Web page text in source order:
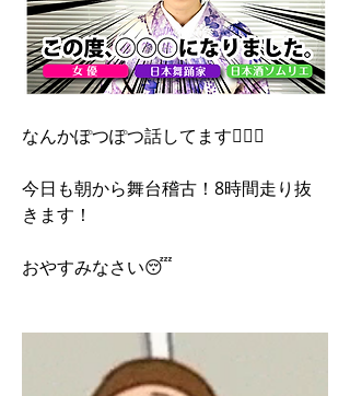
なんかぽつぽつ話してます🙇🏻‍♀️
今日も朝から舞台稽古！8時間走り抜
きます！
おやすみなさい😴